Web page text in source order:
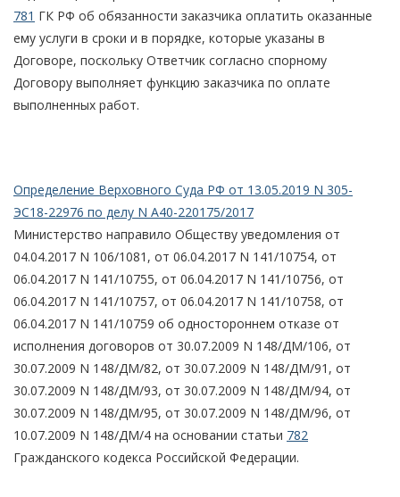
781 ГК РФ об обязанности заказчика оплатить оказанные
ему услуги в сроки и в порядке, которые указаны в
Договоре, поскольку Ответчик согласно спорному
Договору выполняет функцию заказчика по оплате
выполненных работ.
Определение Верховного Суда РФ от 13.05.2019 N 305-
ЭС18-22976 по делу N А40-220175/2017
Министерство направило Обществу уведомления от
04.04.2017 N 106/1081, от 06.04.2017 N 141/10754, от
06.04.2017 N 141/10755, от 06.04.2017 N 141/10756, от
06.04.2017 N 141/10757, от 06.04.2017 N 141/10758, от
06.04.2017 N 141/10759 об одностороннем отказе от
исполнения договоров от 30.07.2009 N 148/ДМ/106, от
30.07.2009 N 148/ДМ/82, от 30.07.2009 N 148/ДМ/91, от
30.07.2009 N 148/ДМ/93, от 30.07.2009 N 148/ДМ/94, от
30.07.2009 N 148/ДМ/95, от 30.07.2009 N 148/ДМ/96, от
10.07.2009 N 148/ДМ/4 на основании статьи 782
Гражданского кодекса Российской Федерации.